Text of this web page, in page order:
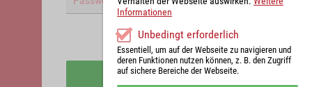
Angemeldet bleiben
Anmelden
Informationen
Unbedingt erforderlich
Essentiell, um auf der Webseite zu navigieren und
deren Funktionen nutzen können, z. B. den Zugriff
auf sichere Bereiche der Webseite.